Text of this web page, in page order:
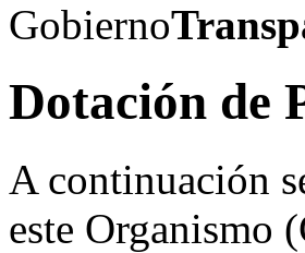
Gobierno
Dotación de
A continuación
este Organismo